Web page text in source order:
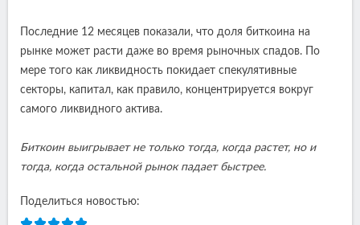
Последние 12 месяцев показали, что доля биткоина на
рынке может расти даже во время рыночных спадов. По
мере того как ликвидность покидает спекулятивные
секторы, капитал, как правило, концентрируется вокруг
самого ликвидного актива.
Биткоин выигрывает не только тогда, когда растет, но и
тогда, когда остальной рынок падает быстрее.
Поделиться новостью: